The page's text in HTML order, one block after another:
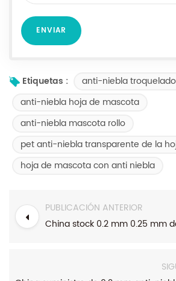
Etiquetas :
anti-niebla
anti-niebla hoja de mascota
anti-niebla mascota rollo
pet anti-niebla transparente de la
hoja de mascota con anti niebla
PUBLICACIÓN ANTERIOR